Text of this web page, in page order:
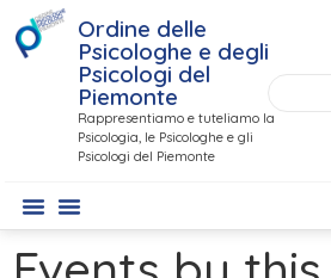
Ordine delle
Psicologhe e degli
Psicologi del
Piemonte
Rappresentiamo e tuteliamo la
Psicologia, le Psicologhe e gli
Psicologi del Piemonte